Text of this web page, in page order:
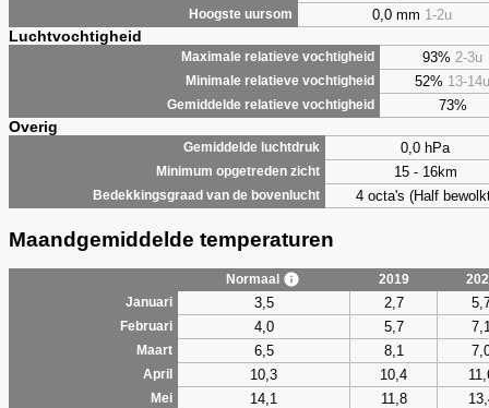
Hoogste uursom 0,0 mm 1-2u
Luchtvochtigheid
Maximale relatieve vochtigheid 93% 2-3u
Minimale relatieve vochtigheid 52% 13-14u
Gemiddelde relatieve vochtigheid 73%
Overig
Gemiddelde luchtdruk 0,0 hPa
Minimum opgetreden zicht 15 - 16km
Bedekkingsgraad van de bovenlucht 4 octa's (Half
Maandgemiddelde temperaturen
Normaal 2019
Januari
3,5 2,7
Februari 4,0 5,7
Maart 6,5 8,1
April 10,3 10,4
Mei 14,1 11,8